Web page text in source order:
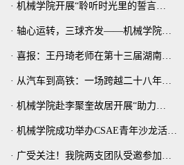
· 机械学院开展“聆听时光里的誓言…
· 轴心运转，三球齐发——机械学院…
· 喜报：王丹琦老师在第十三届湖南…
· 从汽车到高铁：一场跨越二十八年…
· 机械学院赴李聚奎故居开展“助力…
· 机械学院成功举办CSAE青年沙龙活…
· 广受关注！我院两支团队受邀参加…